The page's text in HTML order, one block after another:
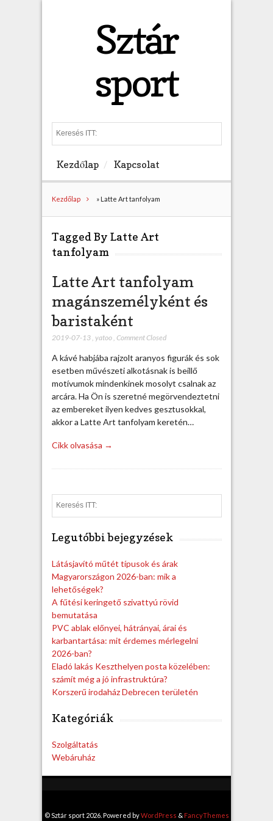
Sztár
sport
e
h
Kezdőlap Kapcsolat
Kezdőlap » Latte Art tanfolyam
Tagged By Latte Art
tanfolyam
Latte Art tanfolyam
magánszemélyként és
baristaként
2019-07-13, yatoo, Comment Closed
A kávé habjába rajzolt aranyos figurák és sok
esetben művészeti alkotásnak is beillő
motívumok mindenkinek mosolyt csalnak az
arcára. Ha Ön is szeretné megörvendeztetni
az embereket ilyen kedves gesztusokkal,
akkor a Latte Art tanfolyam keretén…
Cikk olvasása →
e
Legutóbbi bejegyzések
Látásjavító műtét típusok és árak
Magyarországon 2026-ban: mik a
lehetőségek?
A fűtési keringető szivattyú rövid
bemutatása
PVC ablak előnyei, hátrányai, árai és
karbantartása: mit érdemes mérlegelni
2026-ban?
Eladó lakás Keszthelyen posta közelében:
számít még a jó infrastruktúra?
Korszerű irodaház Debrecen területén
Kategóriák
Szolgáltatás
Webáruház
© Sztár sport 2026. Powered byWordPress & FancyThemes